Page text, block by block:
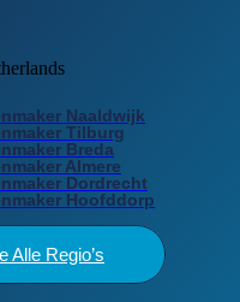
Naaldwijk
Tilburg
Breda
Almere
Dordrecht
Hoofddorp
Alle Regio’s